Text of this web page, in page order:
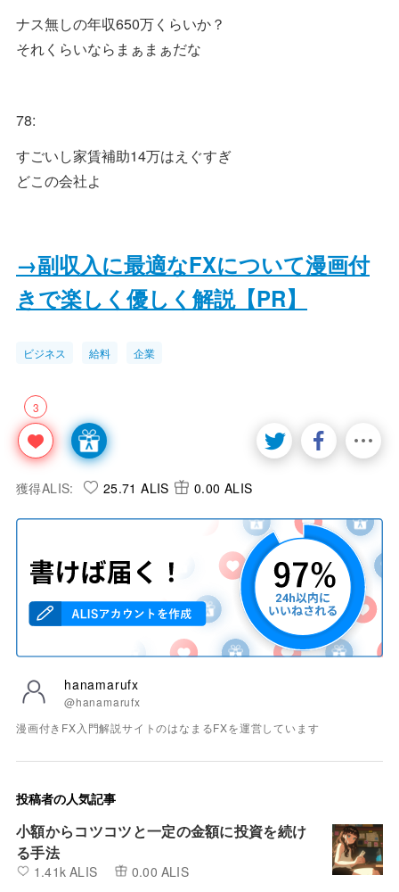
ナス無しの年収650万くらいか？
それくらいならまぁまぁだな
78:
すごいし家賃補助14万はえぐすぎ
どこの会社よ
→副収入に最適なFXについて漫画付
きで楽しく優しく解説【PR】
ビジネス 給料 企業
3
獲得ALIS: 25.71 ALIS 0.00 ALIS
hanamarufx
@hanamarufx
漫画付きFX入門解説サイトのはなまるFXを運営しています
投稿者の人気記事
小額からコツコツと一定の金額に投資を続け
る手法
1.41k ALIS 0.00 ALIS